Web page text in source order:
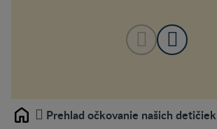
Home Prehlad očkovanie našich detičiek